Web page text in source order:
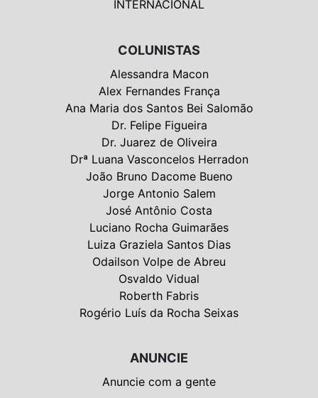
INTERNACIONAL
COLUNISTAS
Alessandra Macon
Alex Fernandes França
Ana Maria dos Santos Bei Salomão
Dr. Felipe Figueira
Dr. Juarez de Oliveira
Drª Luana Vasconcelos Herradon
João Bruno Dacome Bueno
Jorge Antonio Salem
José Antônio Costa
Luciano Rocha Guimarães
Luiza Graziela Santos Dias
Odailson Volpe de Abreu
Osvaldo Vidual
Roberth Fabris
Rogério Luís da Rocha Seixas
ANUNCIE
Anuncie com a gente